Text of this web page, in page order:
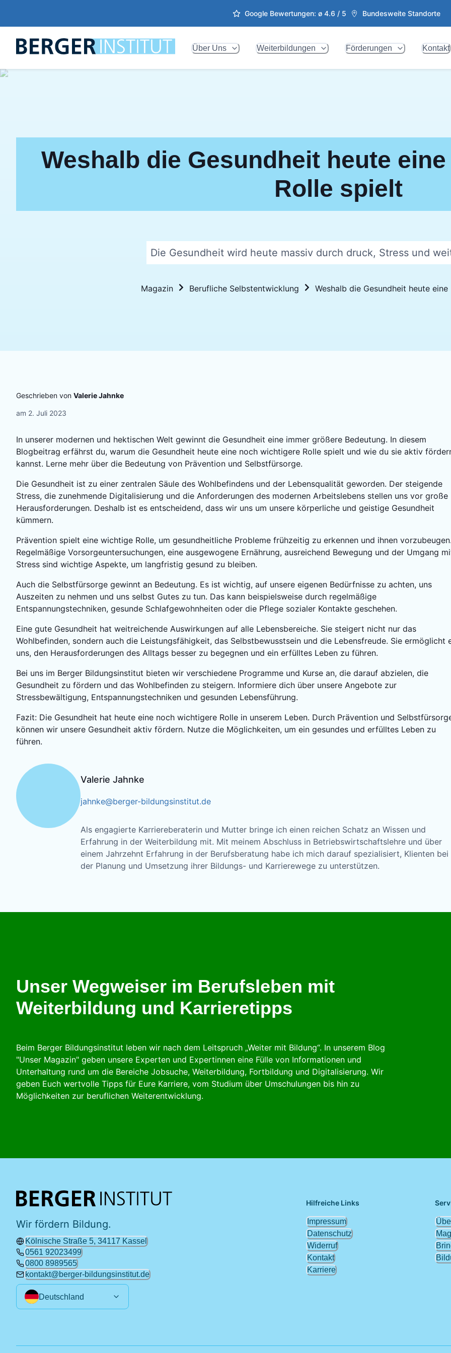
Google Bewertungen: ø 4.6 / 5 Bundesweite Standorte
Über Uns Weiterbildungen Förderungen Kontakt
Weshalb die Gesundheit heute
Rolle spielt
Die Gesundheit wird heute massiv durch druck, Stress und
Magazin Berufliche Selbstentwicklung Weshalb die Gesundheit heute
Geschrieben von Valerie Jahnke
am 2. Juli 2023
In unserer modernen und hektischen Welt gewinnt die Gesundheit eine immer größere Bedeutung. In diesem
Blogbeitrag erfährst du, warum die Gesundheit heute eine noch wichtigere Rolle spielt und wie du sie aktiv
kannst. Lerne mehr über die Bedeutung von Prävention und Selbstfürsorge.
Die Gesundheit ist zu einer zentralen Säule des Wohlbefindens und der Lebensqualität geworden. Der steigende
Stress, die zunehmende Digitalisierung und die Anforderungen des modernen Arbeitslebens stellen uns vor große
Herausforderungen. Deshalb ist es entscheidend, dass wir uns um unsere körperliche und geistige Gesundheit
kümmern.
Prävention spielt eine wichtige Rolle, um gesundheitliche Probleme frühzeitig zu erkennen und ihnen
Regelmäßige Vorsorgeuntersuchungen, eine ausgewogene Ernährung, ausreichend Bewegung und der Umgang
Stress sind wichtige Aspekte, um langfristig gesund zu bleiben.
Auch die Selbstfürsorge gewinnt an Bedeutung. Es ist wichtig, auf unsere eigenen Bedürfnisse zu achten, uns
Auszeiten zu nehmen und uns selbst Gutes zu tun. Das kann beispielsweise durch regelmäßige
Entspannungstechniken, gesunde Schlafgewohnheiten oder die Pflege sozialer Kontakte geschehen.
Eine gute Gesundheit hat weitreichende Auswirkungen auf alle Lebensbereiche. Sie steigert nicht nur das
Wohlbefinden, sondern auch die Leistungsfähigkeit, das Selbstbewusstsein und die Lebensfreude. Sie ermöglicht
uns, den Herausforderungen des Alltags besser zu begegnen und ein erfülltes Leben zu führen.
Bei uns im Berger Bildungsinstitut bieten wir verschiedene Programme und Kurse an, die darauf abzielen, die
Gesundheit zu fördern und das Wohlbefinden zu steigern. Informiere dich über unsere Angebote zur
Stressbewältigung, Entspannungstechniken und gesunden Lebensführung.
Fazit: Die Gesundheit hat heute eine noch wichtigere Rolle in unserem Leben. Durch Prävention und
können wir unsere Gesundheit aktiv fördern. Nutze die Möglichkeiten, um ein gesundes und erfülltes Leben zu
führen.
Valerie Jahnke
jahnke@berger-bildungsinstitut.de
Als engagierte Karriereberaterin und Mutter bringe ich einen reichen Schatz an Wissen und
Erfahrung in der Weiterbildung mit. Mit meinem Abschluss in Betriebswirtschaftslehre und über
einem Jahrzehnt Erfahrung in der Berufsberatung habe ich mich darauf spezialisiert, Klienten bei
der Planung und Umsetzung ihrer Bildungs- und Karrierewege zu unterstützen.
Unser Wegweiser im Berufsleben mit
Weiterbildung und Karrieretipps
Beim Berger Bildungsinstitut leben wir nach dem Leitspruch „Weiter mit Bildung“. In unserem Blog
"Unser Magazin" geben unsere Experten und Expertinnen eine Fülle von Informationen und
Unterhaltung rund um die Bereiche Jobsuche, Weiterbildung, Fortbildung und Digitalisierung. Wir
geben Euch wertvolle Tipps für Eure Karriere, vom Studium über Umschulungen bis hin zu
Möglichkeiten zur beruflichen Weiterentwicklung.
Wir fördern Bildung.
Kölnische Straße 5, 34117 Kassel
0561 92023499
0800 8989565
kontakt@berger-bildungsinstitut.de
Deutschland
Hilfreiche Links
Impressum
Datenschutz
Widerruf
Kontakt
Karriere